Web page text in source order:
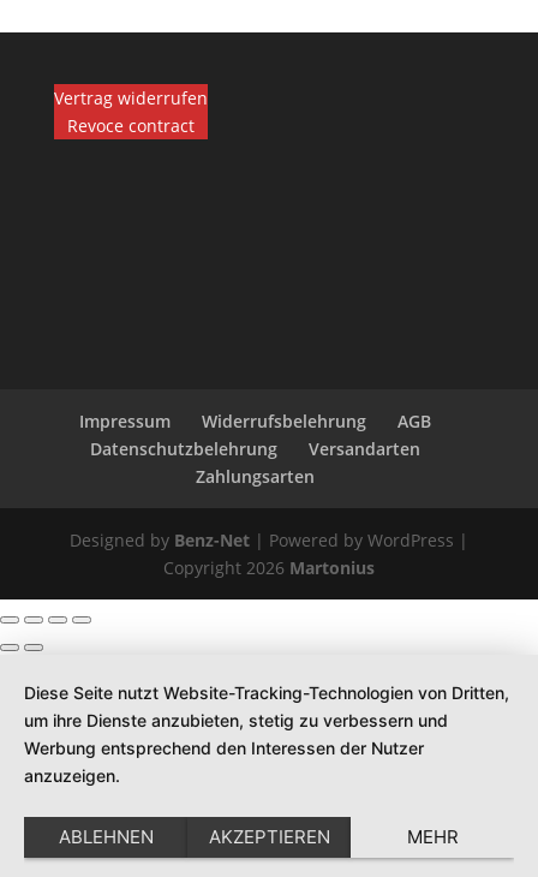
Vertrag widerrufen
Revoce contract
Impressum Widerrufsbelehrung
AGB
Datenschutzbelehrung
Versandarten
Zahlungsarten
Designed by Benz-Net| Powered by WordPress |
Copyright 2026 Martonius
Diese Seite nutzt Website-Tracking-Technologien von Dritten,
um ihre Dienste anzubieten, stetig zu verbessern und
Werbung entsprechend den Interessen der Nutzer
anzuzeigen.
ABLEHNEN AKZEPTIEREN MEHR